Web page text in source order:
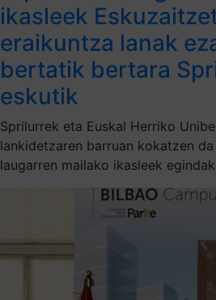
ikasleek
eraikuntza lanak
bertatik bertara
eskutik
Sprilurrek eta Euskal Herriko
lankidetzaren barruan kokatzen
laugarren mailako ikasleek